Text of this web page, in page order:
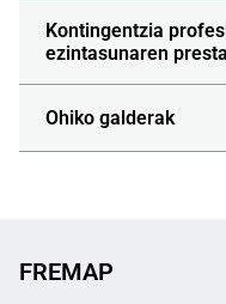
Kontingentzia
ezintasunaren
Ohiko galderak
FREMAP